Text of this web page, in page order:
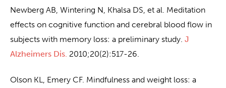
Newberg AB, Wintering N, Khalsa DS, et al. Meditation
effects on cognitive function and cerebral blood flow in
subjects with memory loss: a preliminary study. J
Alzheimers Dis. 2010;20(2):517-26.
Olson KL, Emery CF. Mindfulness and weight loss: a